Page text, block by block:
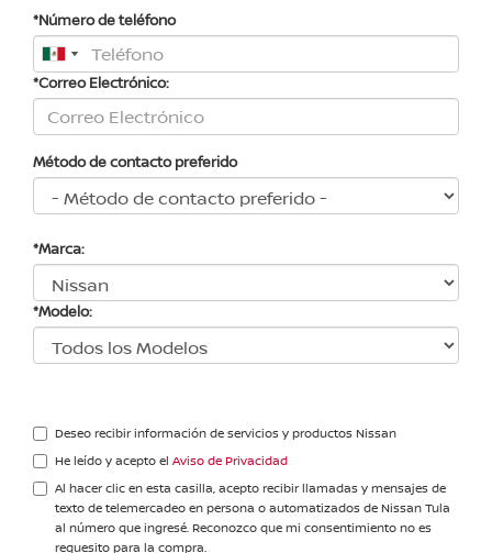
*Número de teléfono
*Correo Electrónico:
Método de contacto preferido
*Marca:
*Modelo:
Deseo recibir información de servicios y productos Nissan
He leído y acepto el Aviso de Privacidad
Al hacer clic en esta casilla, acepto recibir llamadas y mensajes de
texto de telemercadeo en persona o automatizados de Nissan Tula
al número que ingresé. Reconozco que mi consentimiento no es
requesito para la compra.